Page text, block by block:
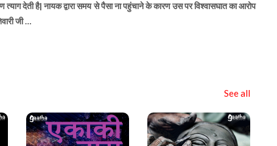
देती है| नायक द्वारा समय से पैसा ना पहुंचाने के कारण उस पर विश्वासघात का आरोप
जी …
See all